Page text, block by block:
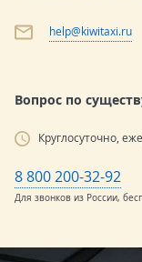
help@kiwitaxi.ru
Вопрос по
Круглосуточно,
8 800 200-32-92
Для звонков из России,